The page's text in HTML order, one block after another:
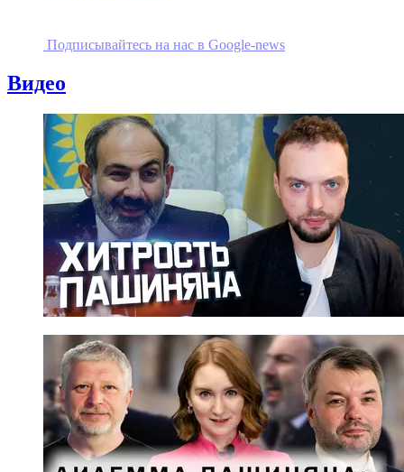
Подписывайтесь на наc в Google-news
Видео